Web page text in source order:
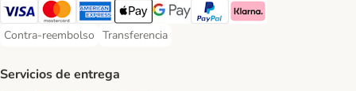
Visa Payment Method
Mastercard Payment Method
American Express Payment Method
Apple Pay Payment Method
Google Pay Payment Method
PayPal Payment Method
Klarna Payment Method
Contra-reembolso
Contra-reembolso Payment Method
Transferencia
Transferencia Payment Method
Servicios de entrega